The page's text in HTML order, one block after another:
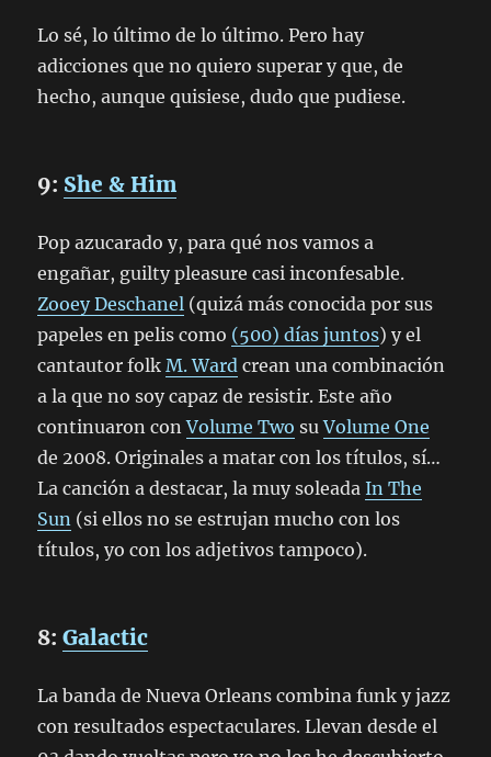
Lo sé, lo último de lo último. Pero hay
adicciones que no quiero superar y que, de
hecho, aunque quisiese, dudo que pudiese.
9: She & Him
Pop azucarado y, para qué nos vamos a
engañar, guilty pleasure casi inconfesable.
Zooey Deschanel (quizá más conocida por sus
papeles en pelis como (500) días juntos) y el
cantautor folkM. Ward crean una combinación
a la que no soy capaz de resistir. Este año
continuaron conVolume Two suVolume One
de 2008. Originales a matar con los títulos, sí…
La canción a destacar, la muy soleadaIn The
Sun (si ellos no se estrujan mucho con los
títulos, yo con los adjetivos tampoco).
8:Galactic
La banda de Nueva Orleans combina funk y jazz
con resultados espectaculares. Llevan desde el